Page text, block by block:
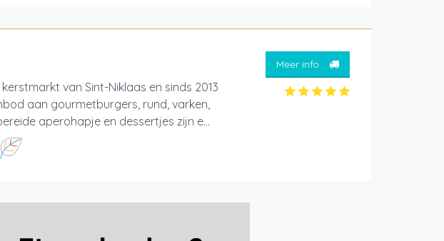
van Sint-Niklaas en sinds 2013
aan gourmetburgers, rund, varken,
aperohapje en dessertjes zijn e...
Meer info